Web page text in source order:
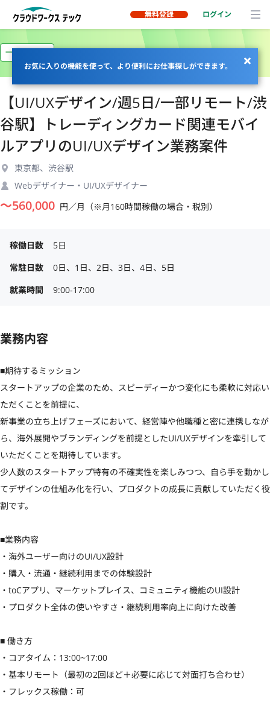
無料登録 ログイン
お気に入りの機能を使って、より便利にお仕事探しができます。
一部リモート
【UI/UXデザイン/週5日/一部リモート/渋
谷駅】トレーディングカード関連モバイ
ルアプリのUI/UXデザイン業務案件
東京都、渋谷駅
Webデザイナー・UI/UXデザイナー
〜560,000 円／月（※月160時間稼働の場合・税別）
稼働日数
5日
常駐日数
0日、1日、2日、3日、4日、5日
就業時間
9:00‐17:00
業務内容
■期待するミッション
スタートアップの企業のため、スピーディーかつ変化にも柔軟に対応い
ただくことを前提に、
新事業の立ち上げフェーズにおいて、経営陣や他職種と密に連携しなが
ら、海外展開やブランディングを前提としたUI/UXデザインを牽引して
いただくことを期待しています。
少人数のスタートアップ特有の不確実性を楽しみつつ、自ら手を動かし
てデザインの仕組み化を行い、プロダクトの成長に貢献していただく役
割です。
■業務内容
・海外ユーザー向けのUI/UX設計
・購入・流通・継続利用までの体験設計
・toCアプリ、マーケットプレイス、コミュニティ機能のUI設計
・プロダクト全体の使いやすさ・継続利用率向上に向けた改善
■ 働き方
・コアタイム：13:00~17:00
・基本リモート（最初の2回ほど＋必要に応じて対面打ち合わせ）
・フレックス稼働：可